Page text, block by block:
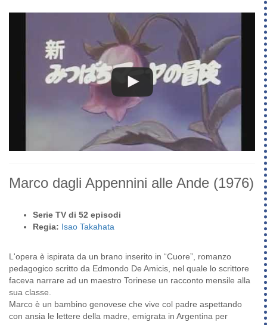
Marco dagli Appennini alle Ande (1976)
Serie TV di 52 episodi
Regia: Isao Takahata
L'opera è ispirata da un brano inserito in “Cuore”, romanzo
pedagogico scritto da Edmondo De Amicis, nel quale lo scrittore
faceva narrare ad un maestro Torinese un racconto mensile alla
sua classe.
Marco è un bambino genovese che vive col padre aspettando
con ansia le lettere della madre, emigrata in Argentina per